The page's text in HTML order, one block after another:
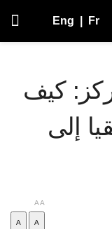
Eng Fr
كيف
إلى
AA
A
A